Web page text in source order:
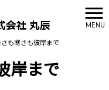
MENU
さも寒さも彼岸まで
岸まで